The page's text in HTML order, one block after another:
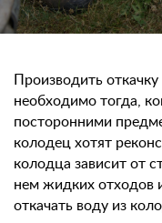
Производить
необходимо тогда,
посторонними
колодец хотят
колодца зависит от
нем жидких отходов
откачать воду из